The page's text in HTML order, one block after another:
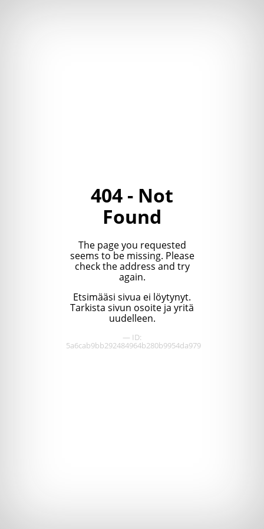
404 - Not
Found
The page you requested
seems to be missing. Please
check the address and try
again.
Etsimääsi sivua ei löytynyt.
Tarkista sivun osoite ja yritä
uudelleen.
— ID:
5a6cab9bb292484964b280b9954da979